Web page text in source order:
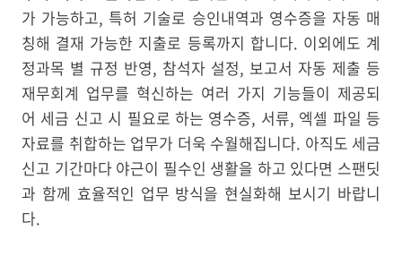
가 가능하고, 특허 기술로 승인내역과 영수증을 자동 매
칭해 결재 가능한 지출로 등록까지 합니다. 이외에도 계
정과목 별 규정 반영, 참석자 설정, 보고서 자동 제출 등
재무회계 업무를 혁신하는 여러 가지 기능들이 제공되
어 세금 신고 시 필요로 하는 영수증, 서류, 엑셀 파일 등
자료를 취합하는 업무가 더욱 수월해집니다. 아직도 세금
신고 기간마다 야근이 필수인 생활을 하고 있다면 스팬딧
과 함께 효율적인 업무 방식을 현실화해 보시기 바랍니
다.